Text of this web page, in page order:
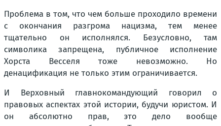
Проблема в том, что чем больше проходило времени
с окончания разгрома нацизма, тем менее
тщательно он исполнялся. Безусловно, там
символика запрещена, публичное исполнение
Хорста Весселя тоже невозможно. Но
денацификация не только этим ограничивается.
И Верховный главнокомандующий говорил о
правовых аспектах этой истории, будучи юристом. И
он абсолютно прав, это дело вообще